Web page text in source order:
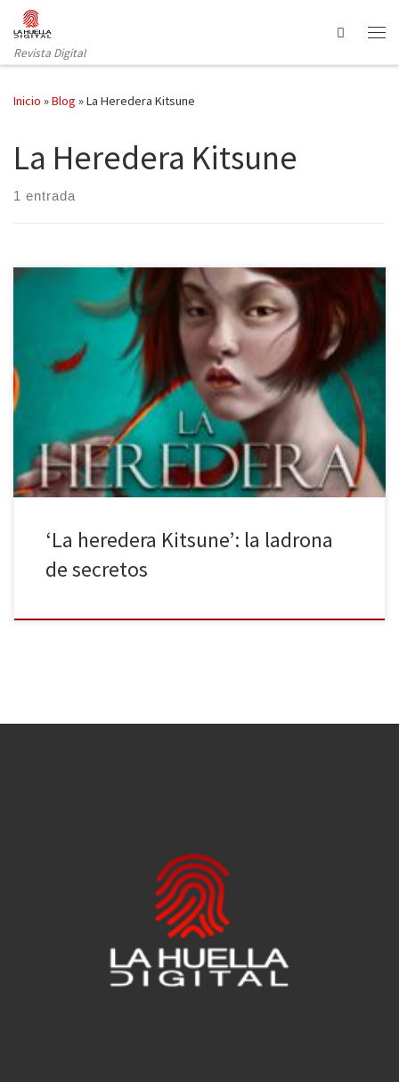
Saltar al contenido
Revista Digital
Search
Inicio »Blog »La Heredera Kitsune
La Heredera Kitsune
1 entrada
Lo nuevo de Amanecer se titula La Heredera Kitsune, escrito
por Natalia Sánchez Diana. Las culturas orientales tienen una
nutrida mitología. Los kitsune o el hijo rojo de la portada nos dan
pistas de las piezas que pueden componer el puzle de la obra.
Conocer todos los secretos de las personas […]
‘La heredera Kitsune’: la ladrona
de secretos